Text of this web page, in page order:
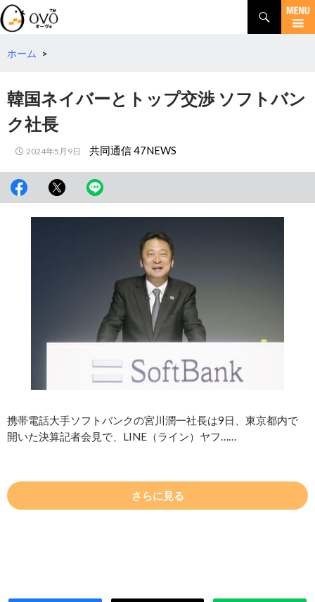
検
索
コ
テ
へ
動
ホーム >
韓国ネイバーとトップ交渉 ソフトバン
ク社長
2024年5月9日 共同通信 47NEWS
携帯電話大手ソフトバンクの宮川潤一社長は9日、東京都内で
開いた決算記者会見で、LINE（ライン）ヤフ……
さらに見る